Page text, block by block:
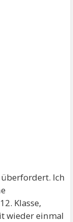
Ich
Klasse,
wieder einmal